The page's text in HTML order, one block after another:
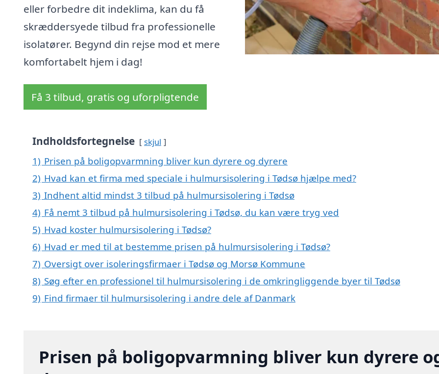
eller forbedre dit indeklima, kan du få
skræddersyede tilbud fra professionelle
isolatører. Begynd din rejse mod et mere
komfortabelt hjem i dag!
Få 3 tilbud, gratis og uforpligtende
Indholdsfortegnelse skjul
1) Prisen på boligopvarmning bliver kun dyrere og dyrere
2) Hvad kan et firma med speciale i hulmursisolering i Tødsø hjælpe med?
3) Indhent altid mindst 3 tilbud på hulmursisolering i Tødsø
4) Få nemt 3 tilbud på hulmursisolering i Tødsø, du kan være tryg ved
5) Hvad koster hulmursisolering i Tødsø?
6) Hvad er med til at bestemme prisen på hulmursisolering i Tødsø?
7) Oversigt over isoleringsfirmaer i Tødsø og Morsø Kommune
8) Søg efter en professionel til hulmursisolering i de omkringliggende byer til Tødsø
9) Find firmaer til hulmursisolering i andre dele af Danmark
Prisen på boligopvarmning bliver kun dyrere